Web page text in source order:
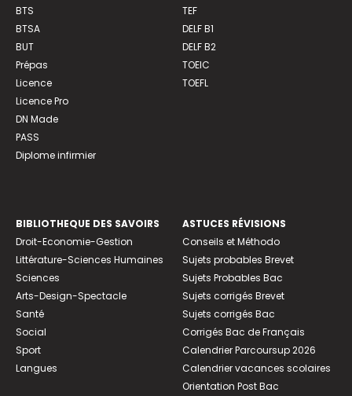
BTS
BTSA
BUT
Prépas
Licence
Licence Pro
DN Made
PASS
Diplome infirmier
TEF
DELF B1
DELF B2
TOEIC
TOEFL
BIBLIOTHEQUE DES SAVOIRS
Droit-Economie-Gestion
Littérature-Sciences Humaines
Sciences
Arts-Design-Spectacle
Santé
Social
Sport
Langues
ASTUCES RÉVISIONS
Conseils et Méthodo
Sujets probables Brevet
Sujets Probables Bac
Sujets corrigés Brevet
Sujets corrigés Bac
Corrigés Bac de Français
Calendrier Parcoursup 2026
Calendrier vacances scolaires
Orientation Post Bac